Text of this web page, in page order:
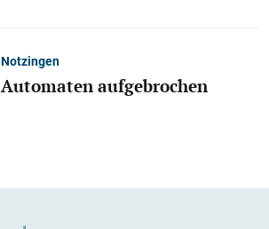
Notzingen
Automaten aufgebrochen